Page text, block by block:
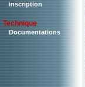
inscription
Technique
Documentations